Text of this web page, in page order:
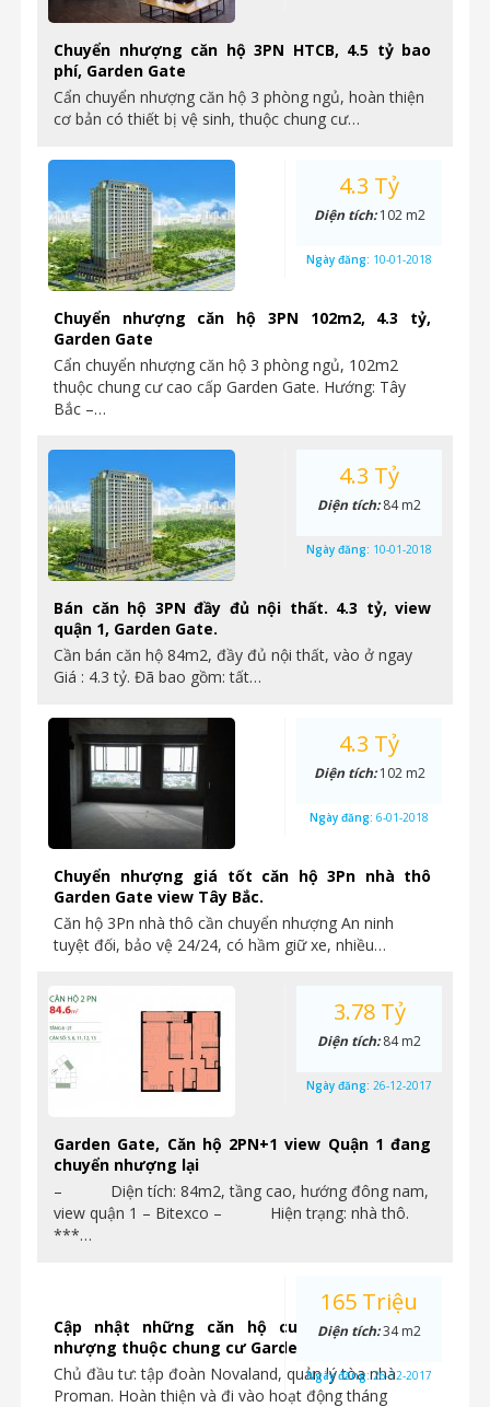
Chuyển nhượng căn hộ 3PN HTCB, 4.5 tỷ bao
phí, Garden Gate
Cẩn chuyển nhượng căn hộ 3 phòng ngủ, hoàn thiện
cơ bản có thiết bị vệ sinh, thuộc chung cư…
Chuyển nhượng căn hộ 3PN 102m2, 4.3 tỷ,
Garden Gate
Cẩn chuyển nhượng căn hộ 3 phòng ngủ, 102m2
thuộc chung cư cao cấp Garden Gate. Hướng: Tây
Bắc –…
4.3 Tỷ
Diện tích:102 m2
Ngày đăng: 10-01-2018
Bán căn hộ 3PN đầy đủ nội thất. 4.3 tỷ, view
quận 1, Garden Gate.
Cần bán căn hộ 84m2, đầy đủ nội thất, vào ở ngay
Giá : 4.3 tỷ. Đã bao gồm: tất…
4.3 Tỷ
Diện tích:84 m2
Ngày đăng: 10-01-2018
Chuyển nhượng giá tốt căn hộ 3Pn nhà thô
Garden Gate view Tây Bắc.
Căn hộ 3Pn nhà thô cần chuyển nhượng An ninh
tuyệt đối, bảo vệ 24/24, có hầm giữ xe, nhiều…
4.3 Tỷ
Diện tích:102 m2
Ngày đăng: 6-01-2018
Garden Gate, Căn hộ 2PN+1 view Quận 1 đang
chuyển nhượng lại
– Diện tích: 84m2, tầng cao, hướng đông nam,
view quận 1 – Bitexco – Hiện trạng: nhà thô.
***…
3.78 Tỷ
Diện tích:84 m2
Ngày đăng: 26-12-2017
Cập nhật những căn hộ cuối cùng chuyển
nhượng thuộc chung cư Garden Gate
Chủ đầu tư: tập đoàn Novaland, quản lý tòa nhà
Proman. Hoàn thiện và đi vào hoạt động tháng
165 Triệu
Diện tích:34 m2
Ngày đăng:26-12-2017